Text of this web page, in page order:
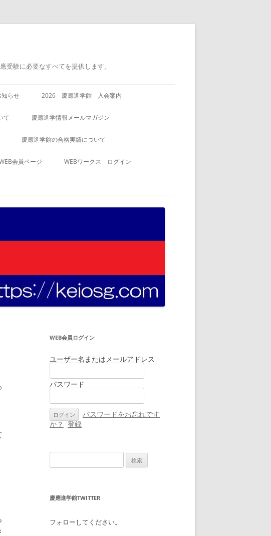
験に必要なすべてを提供します。
らせ 2026 慶應進学館 入会案内
て 慶應進学情報メールマガジン
慶應進学館の合格実績について
会員ページ WEBワークス ログイン
WEB会員ログイン
ユーザー名またはメールアドレス
パスワード
パスワードをお忘れです
か？ 登録
索:
慶應進学館TWITTER
フォローしてください。